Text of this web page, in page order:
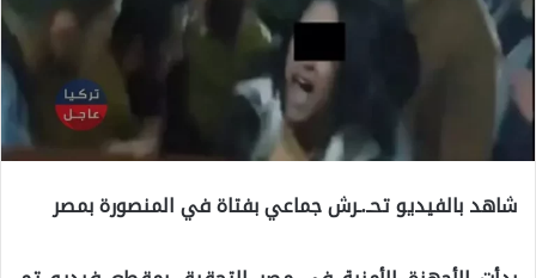
شاهد بالفيديو تحـ.ـرش جماعي بفتاة في المنصورة بمصر